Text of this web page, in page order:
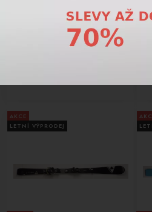
Dámské lyže BAZAR Fischer
Briliant My MT 77 black/blue 145
-
AKCE
LETNÍ VÝPRODEJ